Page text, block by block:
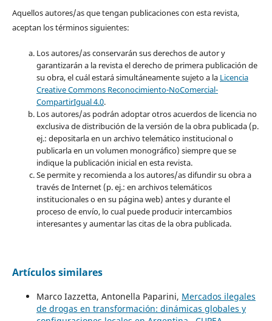
Aquellos autores/as que tengan publicaciones con esta revista,
aceptan los términos siguientes:
Los autores/as conservarán sus derechos de autor y
garantizarán a la revista el derecho de primera publicación de
su obra, el cuál estará simultáneamente sujeto a la Licencia
Creative Commons Reconocimiento-NoComercial-
CompartirIgual 4.0.
Los autores/as podrán adoptar otros acuerdos de licencia no
exclusiva de distribución de la versión de la obra publicada (p.
ej.: depositarla en un archivo telemático institucional o
publicarla en un volumen monográfico) siempre que se
indique la publicación inicial en esta revista.
Se permite y recomienda a los autores/as difundir su obra a
través de Internet (p. ej.: en archivos telemáticos
institucionales o en su página web) antes y durante el
proceso de envío, lo cual puede producir intercambios
interesantes y aumentar las citas de la obra publicada.
Artículos similares
Marco Iazzetta, Antonella Paparini, Mercados ilegales
de drogas en transformación: dinámicas globales y